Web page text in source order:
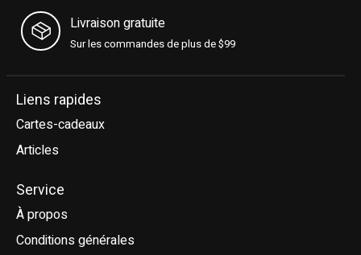
Livraison gratuite
Sur les commandes de plus de $99
Liens rapides
Cartes-cadeaux
Articles
Service
À propos
Conditions générales